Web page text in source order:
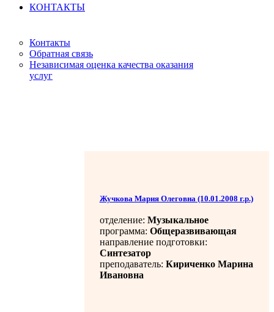
КОНТАКТЫ
Контакты
Обратная связь
Независимая оценка качества оказания
услуг
Жучкова Мария Олеговна (10.01.2008 г.р.)
отделение: Музыкальное
программа: Общеразвивающая
направление подготовки:
Синтезатор
преподаватель: Кириченко Марина
Ивановна